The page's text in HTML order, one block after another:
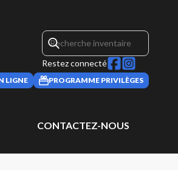
Restez connecté
LIGNE PROGRAMME PRIVILÈGES
CONTACTEZ-NOUS